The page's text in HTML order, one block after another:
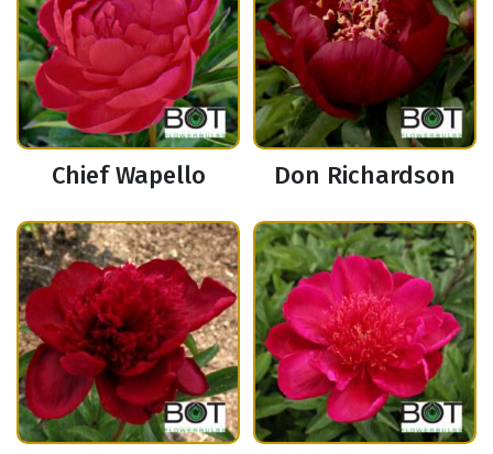
Chief Wapello Don Richardson